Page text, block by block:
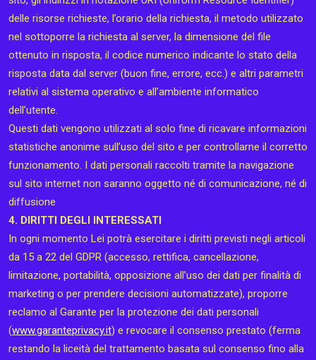
delle risorse richieste, l’orario della richiesta, il metodo utilizzato
nel sottoporre la richiesta al server, la dimensione del file
ottenuto in risposta, il codice numerico indicante lo stato della
risposta data dal server (buon fine, errore, ecc.) e altri parametri
relativi al sistema operativo e all’ambiente informatico
dell’utente.
Questi dati vengono utilizzati al solo fine di ricavare informazioni
statistiche anonime sull’uso del sito e per controllarne il corretto
funzionamento. I dati personali raccolti tramite la navigazione
sul sito internet non saranno oggetto né di comunicazione, né di
diffusione
4. DIRITTI DEGLI INTERESSATI
In ogni momento Lei potrà esercitare i diritti previsti negli articoli
da 15 a 22 del GDPR (accesso, rettifica, cancellazione,
limitazione, portabilità, opposizione all’uso dei dati per finalità di
marketing o per prendere decisioni automatizzate), proporre
reclamo al Garante per la protezione dei dati personali
(www.garanteprivacy.it) e revocare il consenso prestato (ferma
restando la liceità del trattamento basata sul consenso fino alla